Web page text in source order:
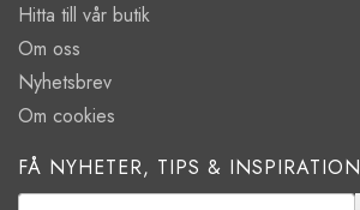
Hitta till vår butik
Om oss
Nyhetsbrev
Om cookies
FÅ NYHETER, TIPS & INSPIRATION